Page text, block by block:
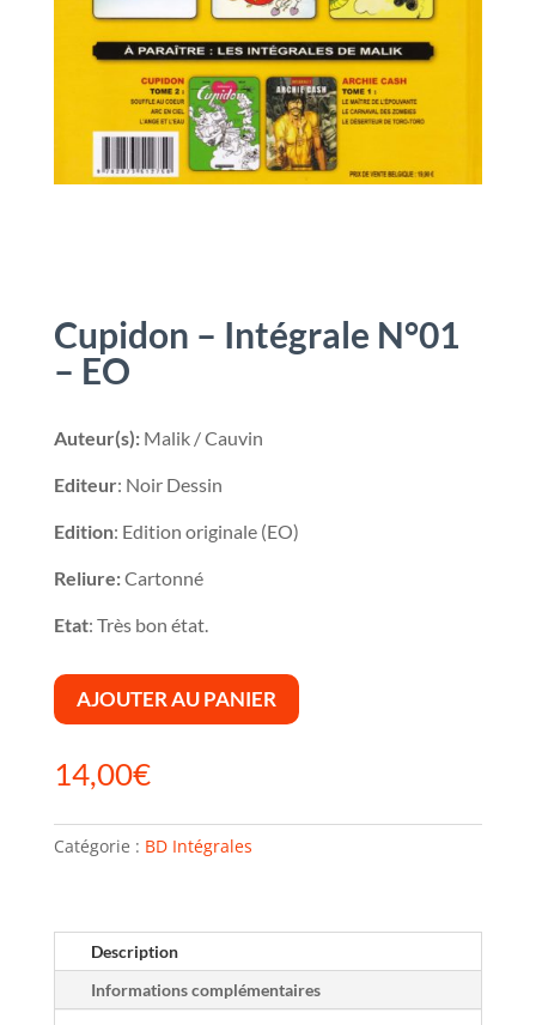
Cupidon – Intégrale N°01
– EO
Auteur(s):Malik / Cauvin
Editeur: Noir Dessin
Edition: Edition originale (EO)
Reliure:Cartonné
Etat: Très bon état.
AJOUTER AU PANIER
14,00€
Catégorie : BD Intégrales
Description
Informations complémentaires